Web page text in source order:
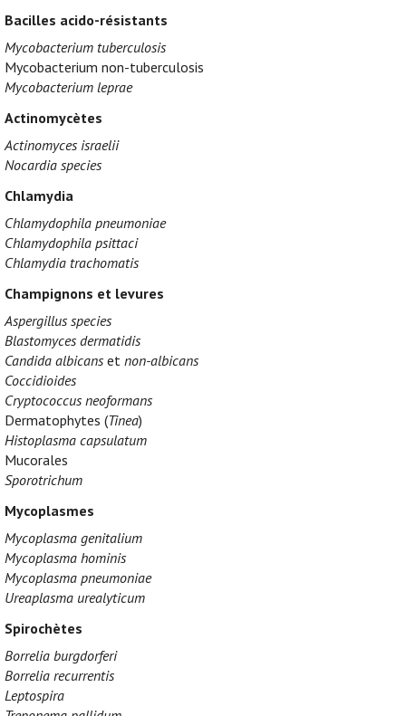
Bacilles acido-résistants
Mycobacterium tuberculosis
Mycobacterium non-tuberculosis
Mycobacterium leprae
Actinomycètes
Actinomyces israelii
Nocardia species
Chlamydia
Chlamydophila pneumoniae
Chlamydophila psittaci
Chlamydia trachomatis
Champignons et levures
Aspergillus species
Blastomyces dermatidis
Candida albicans et non-albicans
Coccidioides
Cryptococcus neoformans
Dermatophytes (Tinea)
Histoplasma capsulatum
Mucorales
Sporotrichum
Mycoplasmes
Mycoplasma genitalium
Mycoplasma hominis
Mycoplasma pneumoniae
Ureaplasma urealyticum
Spirochètes
Borrelia burgdorferi
Borrelia recurrentis
Leptospira